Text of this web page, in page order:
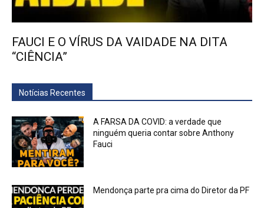
FAUCI E O VÍRUS DA VAIDADE NA DITA
“CIÊNCIA”
Notícias Recentes
A FARSA DA COVID: a verdade que
ninguém queria contar sobre Anthony
Fauci
Mendonça parte pra cima do Diretor da PF